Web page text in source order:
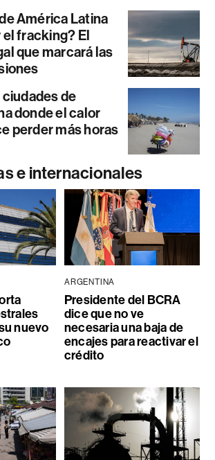
América Latina
fracking? El
que marcará las
de
donde el calor
perder más horas
e internacionales
nuevo
ARGENTINA
Presidente del BCRA
dice que no ve
necesaria una baja de
encajes para reactivar el
crédito